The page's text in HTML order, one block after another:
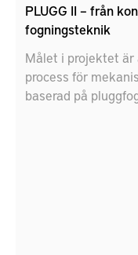
PLUGG II – från
fogningsteknik
Målet i projektet
process för
baserad på